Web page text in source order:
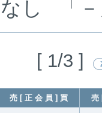
し 「
[ 1/3 ]
売 [ 正 会 員 ] 買 売